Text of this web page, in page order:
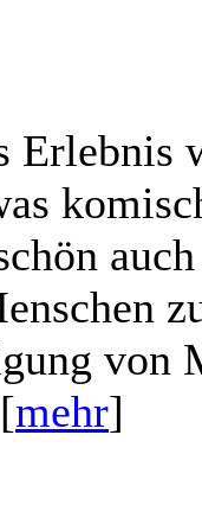
Erlebnis
von
mehr]